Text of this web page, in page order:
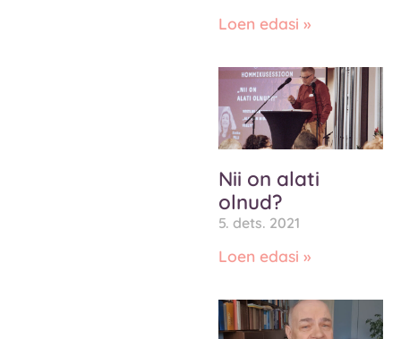
Loen edasi »
Nii on alati
olnud?
5. dets. 2021
Loen edasi »